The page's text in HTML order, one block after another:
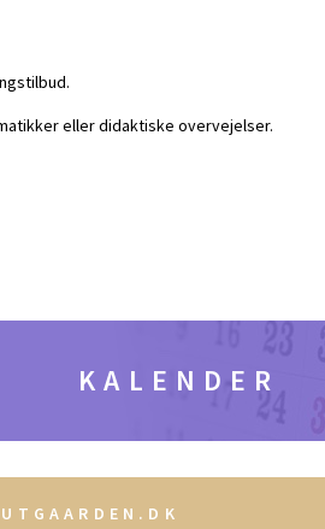
eller didaktiske overvejelser.
KALENDER